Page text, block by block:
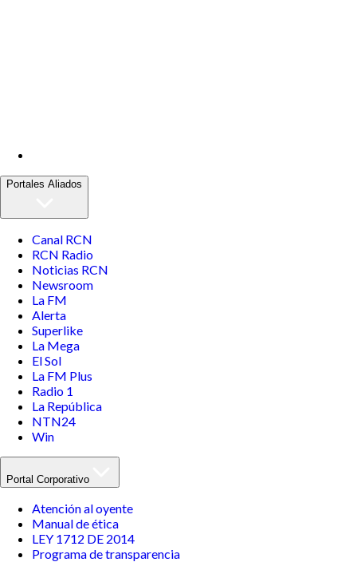
Portales Aliados
Canal RCN
RCN Radio
Noticias RCN
Newsroom
La FM
Alerta
Superlike
La Mega
El Sol
La FM Plus
Radio 1
La República
NTN24
Win
Portal Corporativo
Atención al oyente
Manual de ética
LEY 1712 DE 2014
Programa de transparencia